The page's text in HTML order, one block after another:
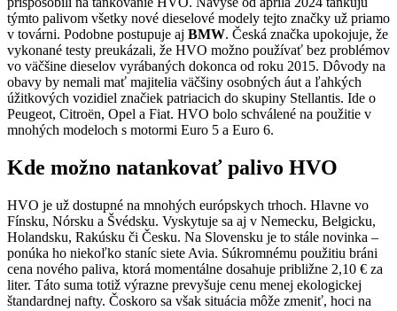
týmto palivom všetky nové dieselové modely tejto značky už priamo
v továrni. Podobne postupuje aj BMW. Česká značka upokojuje, že
vykonané testy preukázali, že HVO možno používať bez problémov
vo väčšine dieselov vyrábaných dokonca od roku 2015. Dôvody na
obavy by nemali mať majitelia väčšiny osobných áut a ľahkých
úžitkových vozidiel značiek patriacich do skupiny Stellantis. Ide o
Peugeot, Citroën, Opel a Fiat. HVO bolo schválené na použitie v
mnohých modeloch s motormi Euro 5 a Euro 6.
Kde možno natankovať palivo HVO
HVO je už dostupné na mnohých európskych trhoch. Hlavne vo
Fínsku, Nórsku a Švédsku. Vyskytuje sa aj v Nemecku, Belgicku,
Holandsku, Rakúsku či Česku. Na Slovensku je to stále novinka –
ponúka ho niekoľko staníc siete Avia. Súkromnému použitiu bráni
cena nového paliva, ktorá momentálne dosahuje približne 2,10 € za
liter. Táto suma totiž výrazne prevyšuje cenu menej ekologickej
štandardnej nafty. Čoskoro sa však situácia môže zmeniť, hoci na